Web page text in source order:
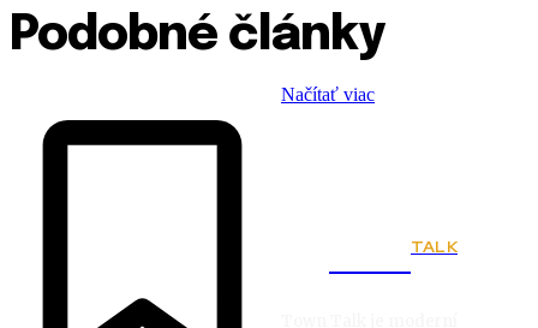
Podobné články
Načítať viac
TALK